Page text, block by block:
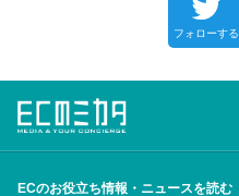
フォローする
ECのお役立ち情報・ニュースを読む